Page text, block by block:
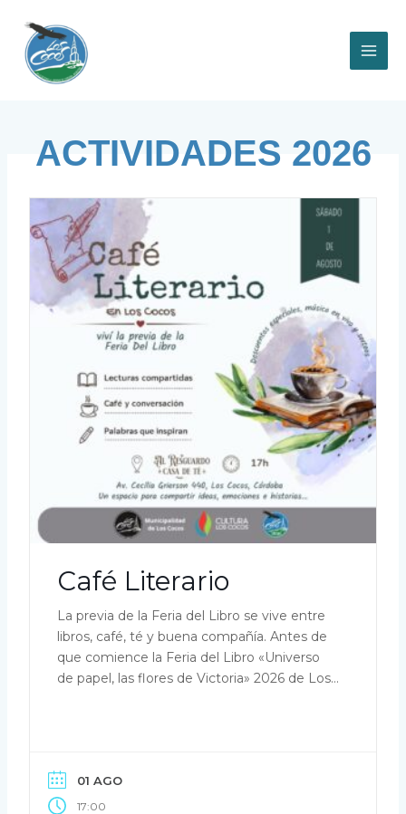
contenido
ACTIVIDADES 2026
Café Literario
La previa de la Feria del Libro se vive entre
libros, café, té y buena compañía. Antes de
que comience la Feria del Libro «Universo
de papel, las flores de Victoria» 2026 de Los
01 AGO
17:00